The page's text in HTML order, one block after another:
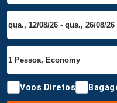
Voos Diretos